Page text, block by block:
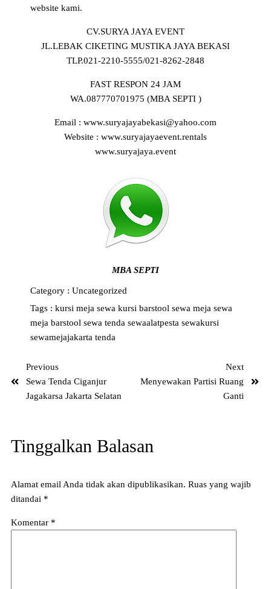
website kami.
CV.SURYA JAYA EVENT
JL.LEBAK CIKETING MUSTIKA JAYA BEKASI
TLP.021-2210-5555/021-8262-2848
FAST RESPON 24 JAM
WA.087770701975 (MBA SEPTI )
Email : www.suryajayabekasi@yahoo.com
Website : www.suryajayaevent.rentals
www.suryajaya.event
MBA SEPTI
Category : Uncategorized
Tags : kursimejasewa kursi barstoolsewa mejasewa
meja barstoolsewa tendasewaalatpestasewakursi
sewamejajakartatenda
Previous
Sewa Tenda Ciganjur
Jagakarsa Jakarta Selatan
Next
Menyewakan Partisi Ruang
Ganti
Tinggalkan Balasan
Alamat email Anda tidak akan dipublikasikan. Ruas yang wajib
ditandai *
Komentar *